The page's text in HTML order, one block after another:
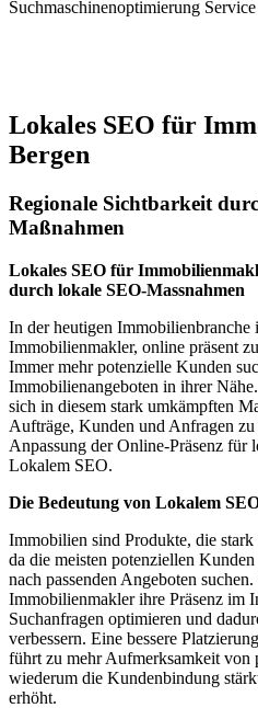
Suchmaschinenoptimierung Service
Lokales SEO für
Bergen
Regionale Sichtbarkeit
Maßnahmen
Lokales SEO für
durch lokale SEO-Massnahmen
In der heutigen Immobilienbranche
Immobilienmakler, online präsent
Immer mehr potenzielle Kunden
Immobilienangeboten in ihrer
sich in diesem stark umkämpften
Aufträge, Kunden und Anfragen zu
Anpassung der Online-Präsenz für
Lokalem SEO.
Die Bedeutung von Lokalem
Immobilien sind Produkte, die
da die meisten potenziellen
nach passenden Angeboten
Immobilienmakler ihre Präsenz im
Suchanfragen optimieren und
verbessern. Eine bessere
führt zu mehr Aufmerksamkeit von
wiederum die Kundenbindung
erhöht.